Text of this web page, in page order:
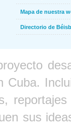
Mapa de nuestra
Directorio de
Cuba.
sus